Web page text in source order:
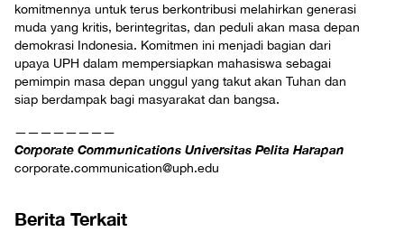
komitmennya untuk terus berkontribusi melahirkan generasi
muda yang kritis, berintegritas, dan peduli akan masa depan
demokrasi Indonesia. Komitmen ini menjadi bagian dari
upaya UPH dalam mempersiapkan mahasiswa sebagai
pemimpin masa depan unggul yang takut akan Tuhan dan
siap berdampak bagi masyarakat dan bangsa.
————————
Corporate Communications Universitas Pelita Harapan
corporate.communication@uph.edu
Berita Terkait